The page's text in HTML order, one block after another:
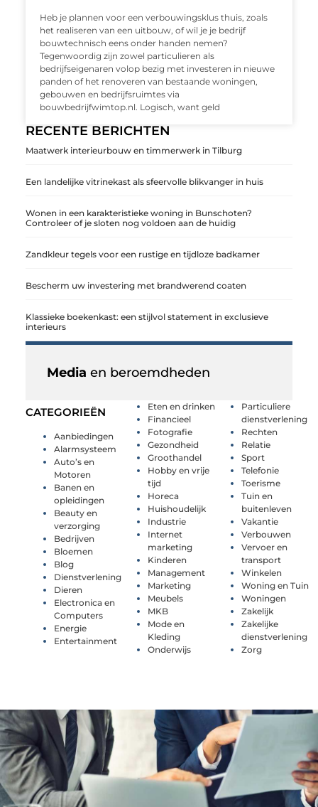
RECENTE BERICHTEN
Maatwerk interieurbouw en timmerwerk in Tilburg
Een landelijke vitrinekast als sfeervolle blikvanger in huis
Wonen in een karakteristieke woning in Bunschoten?
Controleer of je sloten nog voldoen aan de huidig
Zandkleur tegels voor een rustige en tijdloze badkamer
Bescherm uw investering met brandwerend coaten
Klassieke boekenkast: een stijlvol statement in exclusieve
interieurs
CATEGORIEËN
Aanbiedingen
Alarmsysteem
Auto’s en
Motoren
Banen en
opleidingen
Beauty en
verzorging
Bedrijven
Bloemen
Blog
Dienstverlening
Dieren
Electronica en
Computers
Energie
Entertainment
Eten en drinken
Financieel
Fotografie
Gezondheid
Groothandel
Hobby en vrije
tijd
Horeca
Huishoudelijk
Industrie
Internet
marketing
Kinderen
Management
Marketing
Meubels
MKB
Mode en
Kleding
Onderwijs
Particuliere
dienstverlening
Rechten
Relatie
Sport
Telefonie
Toerisme
Tuin en
buitenleven
Vakantie
Verbouwen
Vervoer en
transport
Winkelen
Woning en Tuin
Woningen
Zakelijk
Zakelijke
dienstverlening
Zorg
Media en beroemdheden
Heb je plannen voor een verbouwingsklus thuis, zoals
het realiseren van een uitbouw, of wil je je bedrijf
bouwtechnisch eens onder handen nemen?
Tegenwoordig zijn zowel particulieren als
bedrijfseigenaren volop bezig met investeren in nieuwe
panden of het renoveren van bestaande woningen,
gebouwen en bedrijfsruimtes via
bouwbedrijfwimtop.nl. Logisch, want geld